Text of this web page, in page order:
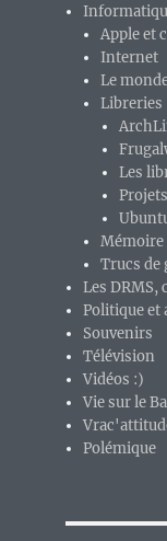
Apple et
Internet
Le
Libreries
Les
Mémoire
Trucs de
Les
Politique et
Souvenirs
Télévision
Vidéos :)
Vie sur le
Polémique